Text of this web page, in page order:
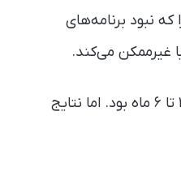
نبود برنامه‌های
غیرممکن می‌کند.
تا پیش از این، امید به زندگی این بیماران پس از شکست شیمی‌درمانی استاندارد تنها ۳ تا ۶ ماه بود. اما نتایج